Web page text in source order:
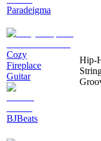
Paradeigma
Cozy
Fireplace
Guitar
BJBeats
Hip-